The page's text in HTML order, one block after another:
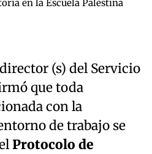
en la Escuela Palestina
(s) del Servicio
que toda
con la
de trabajo se
Protocolo de